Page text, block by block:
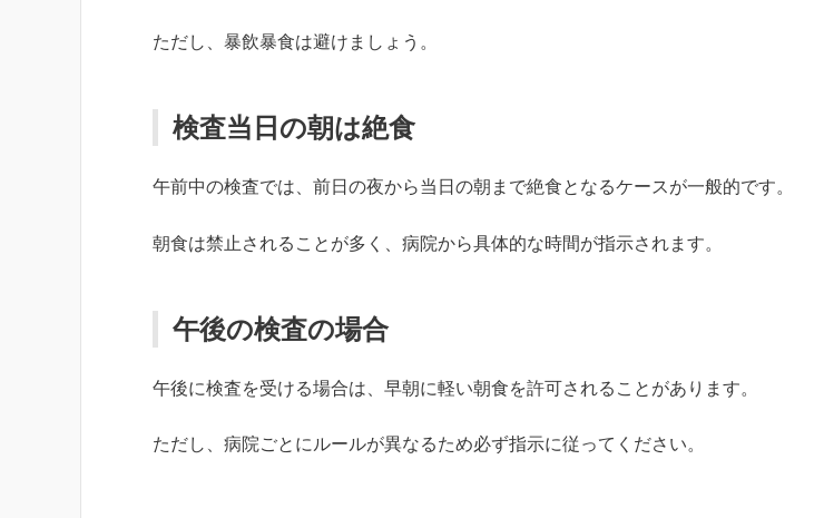
ただし、暴飲暴食は避けましょう。
検査当日の朝は絶食
午前中の検査では、前日の夜から当日の朝まで絶食となるケースが一般的です。
朝食は禁止されることが多く、病院から具体的な時間が指示されます。
午後の検査の場合
午後に検査を受ける場合は、早朝に軽い朝食を許可されることがあります。
ただし、病院ごとにルールが異なるため必ず指示に従ってください。